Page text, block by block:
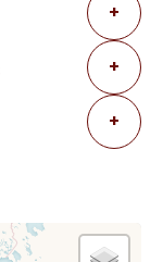
+
+
+